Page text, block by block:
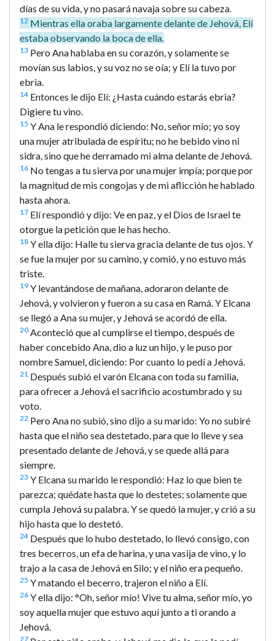
días de su vida, y no pasará navaja sobre su cabeza.
12 Mientras ella oraba largamente delante de Jehová, Elí
estaba observando la boca de ella.
13 Pero Ana hablaba en su corazón, y solamente se
movían sus labios, y su voz no se oía; y Elí la tuvo por
ebria.
14 Entonces le dijo Elí: ¿Hasta cuándo estarás ebria?
Digiere tu vino.
15 Y Ana le respondió diciendo: No, señor mío; yo soy
una mujer atribulada de espíritu; no he bebido vino ni
sidra, sino que he derramado mi alma delante de Jehová.
16 No tengas a tu sierva por una mujer impía; porque por
la magnitud de mis congojas y de mi aflicción he hablado
hasta ahora.
17 Elí respondió y dijo: Ve en paz, y el Dios de Israel te
otorgue la petición que le has hecho.
18 Y ella dijo: Halle tu sierva gracia delante de tus ojos. Y
se fue la mujer por su camino, y comió, y no estuvo más
triste.
19 Y levantándose de mañana, adoraron delante de
Jehová, y volvieron y fueron a su casa en Ramá. Y Elcana
se llegó a Ana su mujer, y Jehová se acordó de ella.
20Aconteció que al cumplirse el tiempo, después de
haber concebido Ana, dio a luz un hijo, y le puso por
nombre Samuel, diciendo: Por cuanto lo pedí a Jehová.
21 Después subió el varón Elcana con toda su familia,
para ofrecer a Jehová el sacrificio acostumbrado y su
voto.
22 Pero Ana no subió, sino dijo a su marido: Yo no subiré
hasta que el niño sea destetado, para que lo lleve y sea
presentado delante de Jehová, y se quede allá para
siempre.
23 Y Elcana su marido le respondió: Haz lo que bien te
parezca; quédate hasta que lo destetes; solamente que
cumpla Jehová su palabra. Y se quedó la mujer, y crió a su
hijo hasta que lo destetó.
24 Después que lo hubo destetado, lo llevó consigo, con
tres becerros, un efa de harina, y una vasija de vino, y lo
trajo a la casa de Jehová en Silo; y el niño era pequeño.
25 Y matando el becerro, trajeron el niño a Elí.
26 Y ella dijo: °Oh, señor mío! Vive tu alma, señor mío, yo
soy aquella mujer que estuvo aquí junto a ti orando a
Jehová.
27